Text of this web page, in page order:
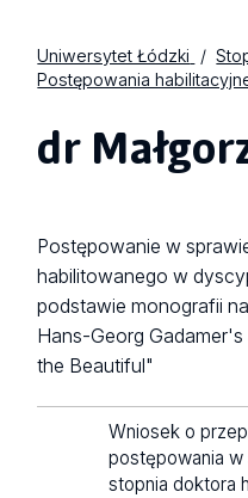
Uniwersytet Łódzki
Postępowania
dr
Postępowanie w
habilitowanego w
podstawie monografii
Hans-Georg
the Beautiful"
Wniosek o
postępowania w
stopnia doktora